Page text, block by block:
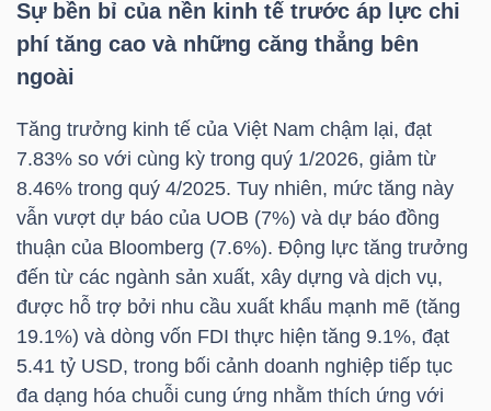
Sự bền bỉ của nền kinh tế trước áp lực chi
phí tăng cao và những căng thẳng bên
ngoài
Tăng trưởng kinh tế của Việt Nam chậm lại, đạt
7.83% so với cùng kỳ trong quý 1/2026, giảm từ
8.46% trong quý 4/2025. Tuy nhiên, mức tăng này
vẫn vượt dự báo của UOB (7%) và dự báo đồng
thuận của Bloomberg (7.6%). Động lực tăng trưởng
đến từ các ngành sản xuất, xây dựng và dịch vụ,
được hỗ trợ bởi nhu cầu xuất khẩu mạnh mẽ (tăng
19.1%) và dòng vốn FDI thực hiện tăng 9.1%, đạt
5.41 tỷ USD, trong bối cảnh doanh nghiệp tiếp tục
đa dạng hóa chuỗi cung ứng nhằm thích ứng với
HÓA
KINH
TẾ
THẾ
GIỚI
ĐÔNG